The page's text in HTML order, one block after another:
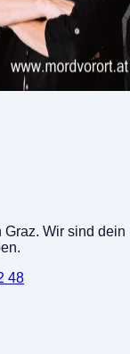
Graz. Wir sind dein
48